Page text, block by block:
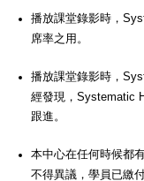
播放課堂錄影時，
席率之用。
播放課堂錄影時，
經發現，Systematic
跟進。
本中心在任何時候都
不得異議，學員已繳